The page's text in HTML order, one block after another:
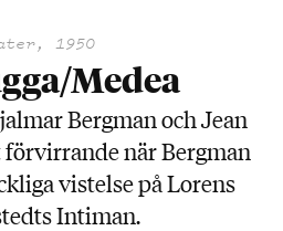
1950
Medea
Bergman och Jean
när Bergman
vistelse på Lorens
Intiman.